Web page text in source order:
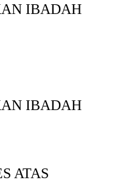
IBADAH
IBADAH
ATAS